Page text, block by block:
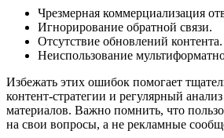
Чрезмерная коммерциализация
Игнорирование обратной связи.
Отсутствие обновлений контента.
Неиспользование
Избежать этих ошибок помогает
контент-стратегии и регулярный
материалов. Важно помнить, что
на свои вопросы, а не рекламные